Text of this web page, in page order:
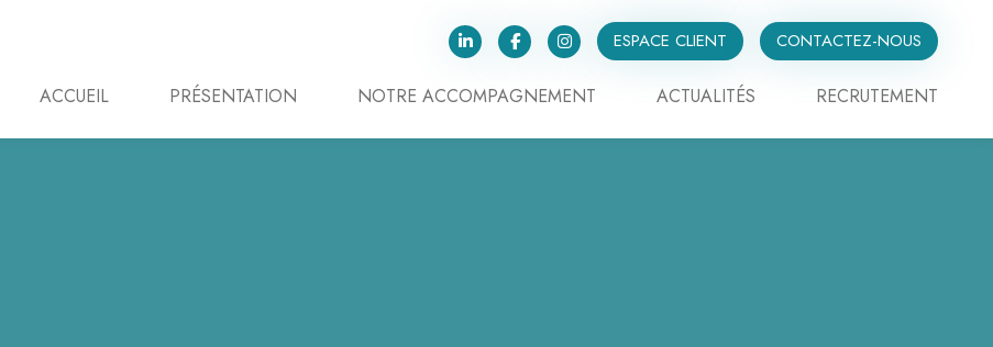
ESPACE CLIENT CONTACTEZ-NOUS
ACCUEIL PRÉSENTATION NOTRE ACCOMPAGNEMENT ACTUALITÉS RECRUTEMENT